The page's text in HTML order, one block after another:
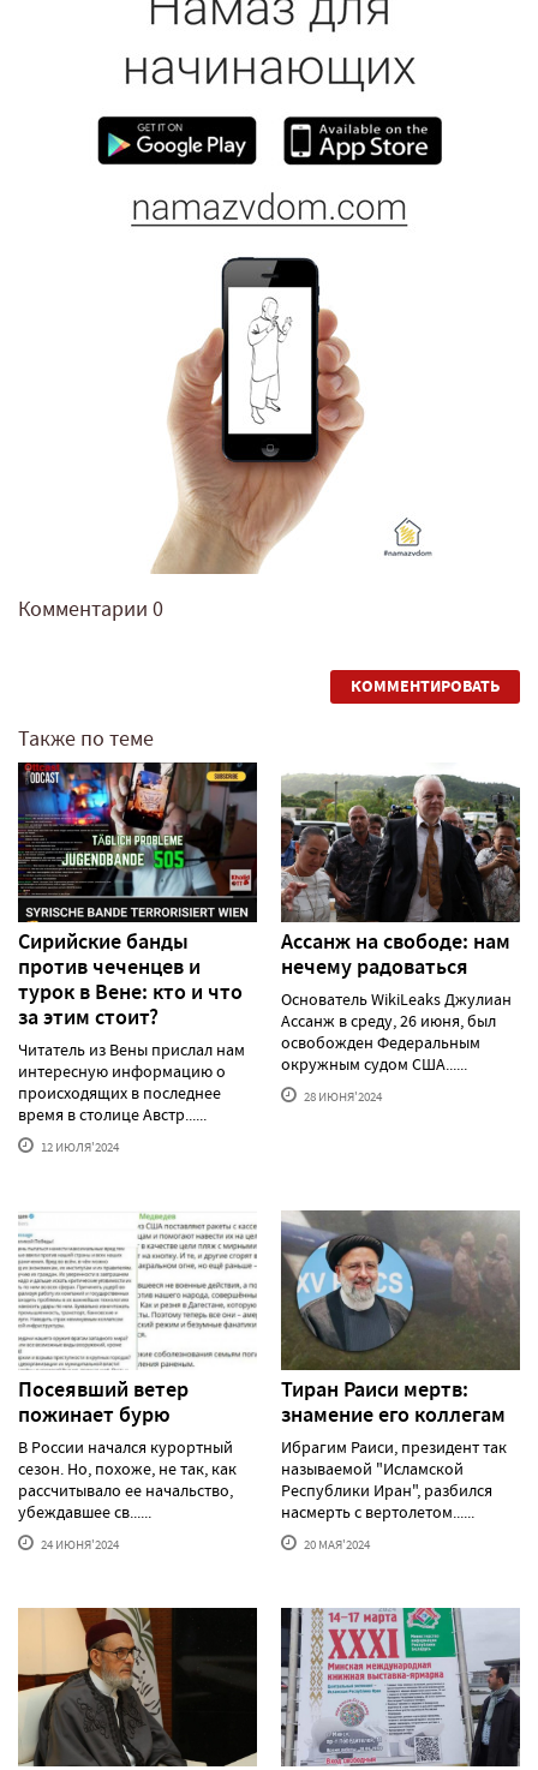
Комментарии 0
КОММЕНТИРОВАТЬ
Также по теме
Сирийские банды
против чеченцев и
турок в Вене: кто и что
за этим стоит?
Читатель из Вены прислал нам
интересную информацию о
происходящих в последнее
время в столице Австр......
12 ИЮЛЯ'2024
Ассанж на свободе: нам
нечему радоваться
Основатель WikiLeaks Джулиан
Ассанж в среду, 26 июня, был
освобожден Федеральным
окружным судом США......
28 ИЮНЯ'2024
Посеявший ветер
пожинает бурю
В России начался курортный
сезон. Но, похоже, не так, как
рассчитывало ее начальство,
убеждавшее св......
24 ИЮНЯ'2024
Тиран Раиси мертв:
знамение его коллегам
Ибрагим Раиси, президент так
называемой "Исламской
Республики Иран", разбился
насмерть с вертолетом......
20 МАЯ'2024